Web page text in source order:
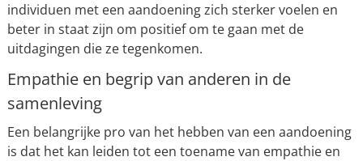
individuen met een aandoening zich sterker voelen en
beter in staat zijn om positief om te gaan met de
uitdagingen die ze tegenkomen.
Empathie en begrip van anderen in de
samenleving
Een belangrijke pro van het hebben van een aandoening
is dat het kan leiden tot een toename van empathie en